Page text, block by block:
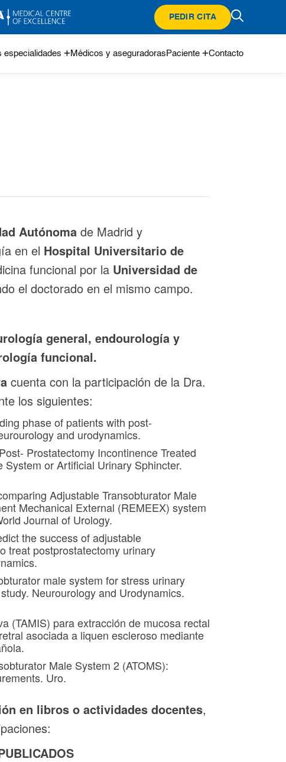
PEDIR CITA
especialidades Médicos y aseguradoras Paciente Contacto
Autónomade Madrid y
en el Hospital Universitario de
funcional por la Universidad de
el doctorado en el mismo campo.
general, endourología y
funcional.
cuenta con la participación de la Dra.
los siguientes:
phase of patients with post‐
and urodynamics.
Prostatectomy Incontinence Treated
or Artificial Urinary Sphincter.
Adjustable Transobturator Male
Mechanical External (REMEEX) system
Journal of Urology.
the success of adjustable
treat postprostatectomy urinary
male system for stress urinary
Neurourology and Urodynamics.
(TAMIS) para extracción de mucosa rectal
asociada a liquen escleroso mediante
Male System 2 (ATOMS):
Uro.
en libros o actividades docentes,